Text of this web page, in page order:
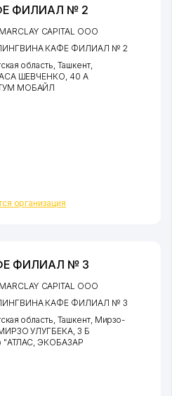
ФИЛИАЛ № 2
организация
MARCLAY CAPITAL ООО
КАФЕ ФИЛИАЛ № 2
область ,Ташкент,
ШЕВЧЕНКО , 40 А
МОБАЙЛ
ФИЛИАЛ № 3
MARCLAY CAPITAL ООО
КАФЕ ФИЛИАЛ № 3
область ,Ташкент, Мирзо-
УЛУГБЕКА , 3 Б
"АТЛАС, ЭКОБАЗАР